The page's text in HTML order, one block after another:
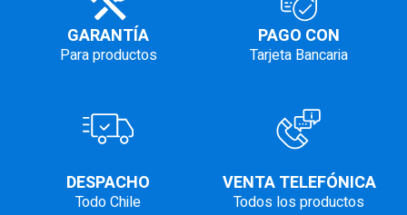
GARANTÍA
Para productos
PAGO CON
Tarjeta Bancaria
DESPACHO
Todo Chile
VENTA TELEFÓNICA
Todos los productos